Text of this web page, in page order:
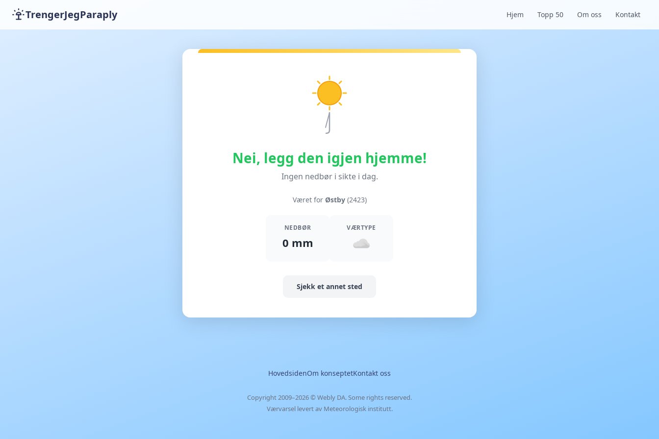
TrengerJegParaply Hjem Topp 50 Om oss Kontakt
Nei, legg den igjen hjemme!
Ingen nedbør i sikte i dag.
Været for Østby(2423)
NEDBØR
0 mm
VÆRTYPE
Sjekk et annet sted
HovedsidenOm konseptetKontakt oss
Copyright 2009–2026 © Webly DA. Some rights reserved.
Værvarsel levert av Meteorologisk institutt.